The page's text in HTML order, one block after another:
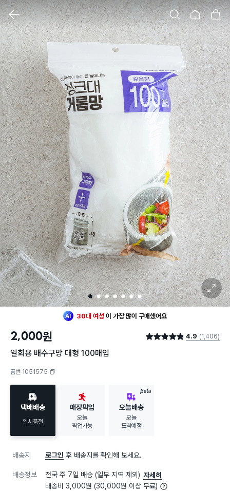
검색 홈 장바구니
클릭 시 이미지 확대 보기 팝업 열림
1 2 3 4 5 6 7
확대 보기
최근 한달381명 이구매했어요
지금까지23,453개가팔렸어요
30대 여성 이 가장 많이 구매했어요
팔렸어요
2,000원 별점 4.9점 4.9 (1,406)
일회용 배수구망 대형 100매입
품번 1051575
택배배송
일시품절
매장픽업
오늘
픽업가능
BETA
오늘배송
오늘
도착예정
배송지 로그인 후 배송지를 확인해 보세요.
배송정보 전국 주 7일 배송 (일부 지역 제외) 자세히
배송비 3,000원 (30,000원 이상 무료)